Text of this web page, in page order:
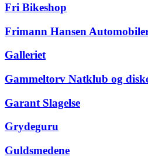
Fri Bikeshop
Frimann Hansen
Galleriet
Gammeltorv Natklub og
Garant Slagelse
Grydeguru
Guldsmedene